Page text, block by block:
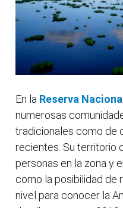
En la Reserva
numerosas
tradicionales como de
recientes. Su territorio
personas en la zona y
como la posibilidad de
nivel para conocer la